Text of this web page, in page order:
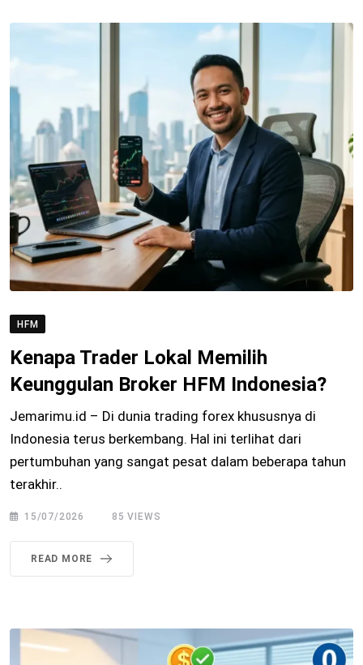
HFM
Kenapa Trader Lokal Memilih
Keunggulan Broker HFM Indonesia?
Jemarimu.id – Di dunia trading forex khususnya di
Indonesia terus berkembang. Hal ini terlihat dari
pertumbuhan yang sangat pesat dalam beberapa tahun
terakhir..
15/07/2026 85 VIEWS
READ MORE